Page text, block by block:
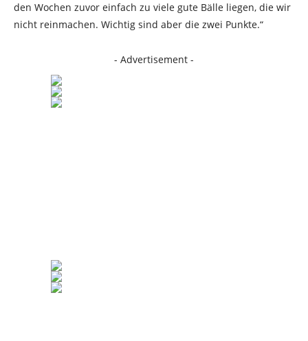
den Wochen zuvor einfach zu viele gute Bälle liegen, die wir
nicht reinmachen. Wichtig sind aber die zwei Punkte.“
- Advertisement -